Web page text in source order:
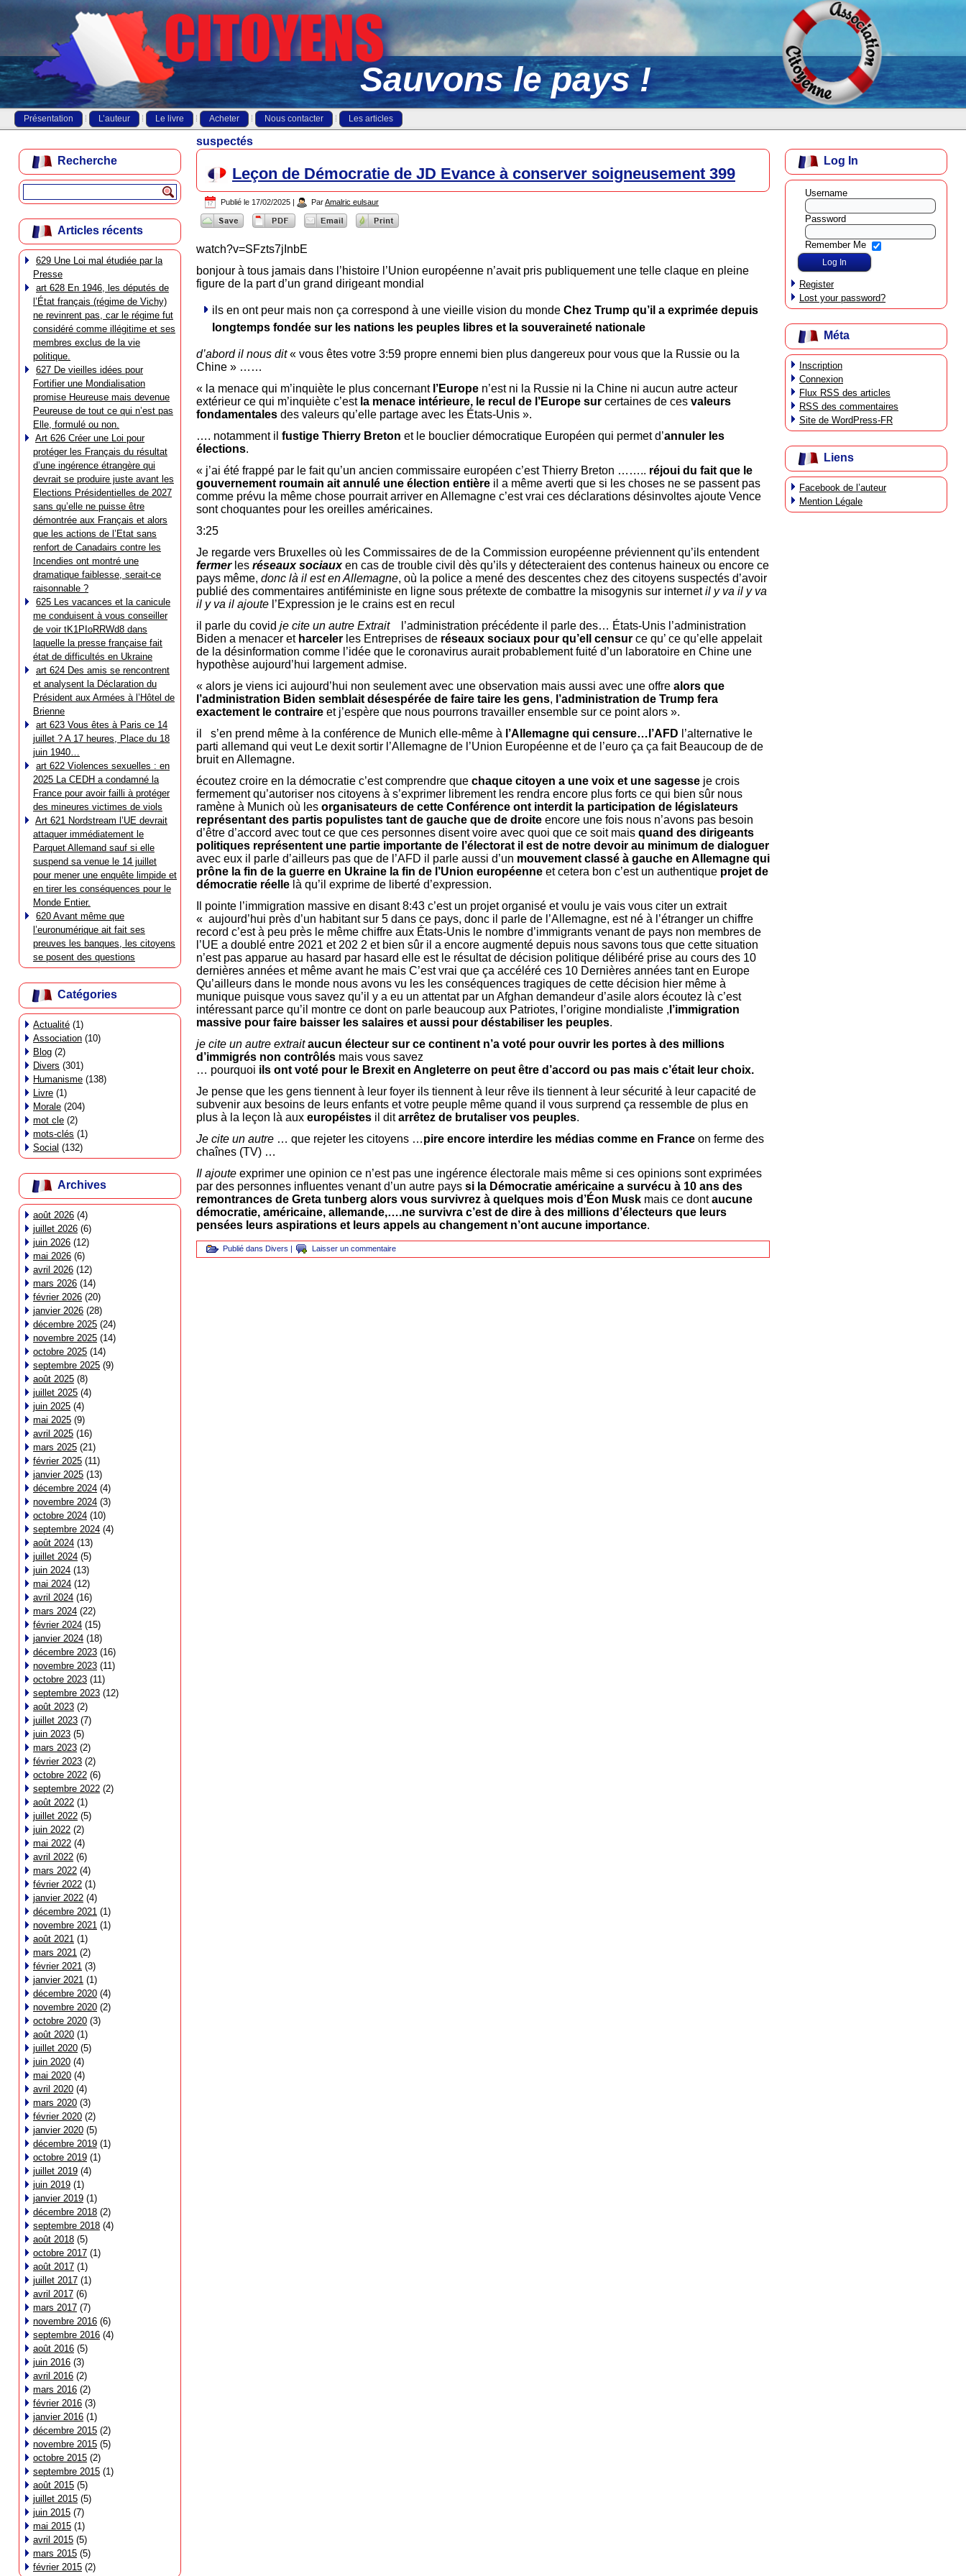
Sauvons le pays !
Présentation L’auteur Le livre Acheter Nous contacter Les articles
Recherche
Articles récents
629 Une Loi mal étudiée par la
Presse
art 628 En 1946, les députés de
l’État français (régime de Vichy)
ne revinrent pas, car le régime fut
considéré comme illégitime et ses
membres exclus de la vie
politique.
627 De vieilles idées pour
Fortifier une Mondialisation
promise Heureuse mais devenue
Peureuse de tout ce qui n’est pas
Elle, formulé ou non.
Art 626 Créer une Loi pour
protéger les Français du résultat
d’une ingérence étrangère qui
devrait se produire juste avant les
Elections Présidentielles de 2027
sans qu’elle ne puisse être
démontrée aux Français et alors
que les actions de l’Etat sans
renfort de Canadairs contre les
Incendies ont montré une
dramatique faiblesse, serait-ce
raisonnable ?
625 Les vacances et la canicule
me conduisent à vous conseiller
de voir tK1PIoRRWd8 dans
laquelle la presse française fait
état de difficultés en Ukraine
art 624 Des amis se rencontrent
et analysent la Déclaration du
Président aux Armées à l’Hôtel de
Brienne
art 623 Vous êtes à Paris ce 14
juillet ? A 17 heures, Place du 18
juin 1940…
art 622 Violences sexuelles : en
2025 La CEDH a condamné la
France pour avoir failli à protéger
des mineures victimes de viols
Art 621 Nordstream l’UE devrait
attaquer immédiatement le
Parquet Allemand sauf si elle
suspend sa venue le 14 juillet
pour mener une enquête limpide et
en tirer les conséquences pour le
Monde Entier.
620 Avant même que
l’euronumérique ait fait ses
preuves les banques, les citoyens
se posent des questions
Catégories
Actualité (1)
Association (10)
Blog (2)
Divers (301)
Humanisme (138)
Livre (1)
Morale (204)
mot cle (2)
mots-clés (1)
Social (132)
Archives
août 2026 (4)
juillet 2026 (6)
juin 2026 (12)
mai 2026 (6)
avril 2026 (12)
mars 2026 (14)
février 2026 (20)
janvier 2026 (28)
décembre 2025 (24)
novembre 2025 (14)
octobre 2025 (14)
septembre 2025 (9)
août 2025 (8)
juillet 2025 (4)
juin 2025 (4)
mai 2025 (9)
avril 2025 (16)
mars 2025 (21)
février 2025 (11)
janvier 2025 (13)
décembre 2024 (4)
novembre 2024 (3)
octobre 2024 (10)
septembre 2024 (4)
août 2024 (13)
juillet 2024 (5)
juin 2024 (13)
mai 2024 (12)
avril 2024 (16)
mars 2024 (22)
février 2024 (15)
janvier 2024 (18)
décembre 2023 (16)
novembre 2023 (11)
octobre 2023 (11)
septembre 2023 (12)
août 2023 (2)
juillet 2023 (7)
juin 2023 (5)
mars 2023 (2)
février 2023 (2)
octobre 2022 (6)
septembre 2022 (2)
août 2022 (1)
juillet 2022 (5)
juin 2022 (2)
mai 2022 (4)
avril 2022 (6)
mars 2022 (4)
février 2022 (1)
janvier 2022 (4)
décembre 2021 (1)
novembre 2021 (1)
août 2021 (1)
mars 2021 (2)
février 2021 (3)
janvier 2021 (1)
décembre 2020 (4)
novembre 2020 (2)
octobre 2020 (3)
août 2020 (1)
juillet 2020 (5)
juin 2020 (4)
mai 2020 (4)
avril 2020 (4)
mars 2020 (3)
février 2020 (2)
janvier 2020 (5)
décembre 2019 (1)
octobre 2019 (1)
juillet 2019 (4)
juin 2019 (1)
janvier 2019 (1)
décembre 2018 (2)
septembre 2018 (4)
août 2018 (5)
octobre 2017 (1)
août 2017 (1)
juillet 2017 (1)
avril 2017 (6)
mars 2017 (7)
novembre 2016 (6)
septembre 2016 (4)
août 2016 (5)
juin 2016 (3)
avril 2016 (2)
mars 2016 (2)
février 2016 (3)
janvier 2016 (1)
décembre 2015 (2)
novembre 2015 (5)
octobre 2015 (2)
septembre 2015 (1)
août 2015 (5)
juillet 2015 (5)
juin 2015 (7)
mai 2015 (1)
avril 2015 (5)
mars 2015 (5)
février 2015 (2)
suspectés
Leçon de Démocratie de JD Evance à conserver soigneusement 399
Publié le 17/02/2025 | ParAmalric eulsaur
watch?v=SFzts7jInbE
bonjour à tous jamais dans l’histoire l’Union européenne n’avait pris publiquement une telle claque en pleine
figure de la part d’un grand dirigeant mondial
ils en ont peur mais non ça correspond à une vieille vision du monde Chez Trump qu’il a exprimée depuis
longtemps fondée sur les nations les peuples libres et la souveraineté nationale
d’abordil nous dit« vous êtes votre 3:59 propre ennemi bien plus dangereux pour vous que la Russie ou la
Chine » ……
« la menace qui m’inquiète le plus concernant l’Europe n’est ni la Russie ni la Chine ni aucun autre acteur
extérieur ce qui m’inquiète c’est la menace intérieure, le recul de l’Europe sur certaines de ces valeurs
fondamentales des valeurs qu’elle partage avec les États-Unis ».
…. notamment il fustige Thierry Breton et le bouclier démocratique Européen qui permet d’annuler les
élections.
« j’ai été frappé par le fait qu’un ancien commissaire européen c’est Thierry Breton …….. réjoui du fait que le
gouvernement roumain ait annulé une élection entière il a même averti que si les choses ne se passent pas
comme prévu la même chose pourrait arriver en Allemagne c’est vrai ces déclarations désinvoltes ajoute Vence
sont choquantes pour les oreilles américaines.
3:25
Je regarde vers Bruxelles où les Commissaires de de la Commission européenne préviennent qu’ils entendent
fermerles réseaux sociauxen cas de trouble civil dès qu’ils y détecteraient des contenus haineux ou encore ce
pays même, donc là il est en Allemagne, où la police a mené des descentes chez des citoyens suspectés d’avoir
publié des commentaires antiféministe en ligne sous prétexte de combattre la misogynis sur internetil y va il y va
il y va il ajoute l’Expression je le crains est en recul
il parle du covid je cite un autre Extrait
l’administration précédente il parle des… États-Unis l’administration
Biden a menacer et harceler les Entreprises de réseaux sociaux pour qu’ell censur ce qu’ ce qu’elle appelait
de la désinformation comme l’idée que le coronavirus aurait probablement fuité d’un laboratoire en Chine une
hypothèse aujourd’hui largement admise.
« alors je viens ici aujourd’hui non seulement avec une observation mais aussi avec une offre alors que
l’administration Biden semblait désespérée de faire taire les gens, l’administration de Trump fera
exactement le contraire et j’espère que nous pourrons travailler ensemble sur ce point alors ».
il s’en prend même à la conférence de Munich elle-même à l’Allemagne qui censure…l’AFD l’alternative le
parti allemand qui veut Le dexit sortir l’Allemagne de l’Union Européenne et de l’euro ça ça fait Beaucoup de de
bruit en Allemagne.
écoutez croire en la démocratie c’est comprendre que chaque citoyen a une voix et une sagesse je crois
fermement qu’autoriser nos citoyens à s’exprimer librement les rendra encore plus forts ce qui bien sûr nous
ramène à Munich où les organisateurs de cette Conférence ont interdit la participation de législateurs
représentant des partis populistes tant de gauche que de droite encore une fois nous n’avons pas besoin
d’être d’accord avec tout ce que ces personnes disent voire avec quoi que ce soit mais quand des dirigeants
politiques représentent une partie importante de l’électorat il est de notre devoir au minimum de dialoguer
avec eux il parle d’ailleurs pas que de l’AFD il parle aussi d’un mouvement classé à gauche en Allemagne qui
prône la fin de la guerre en Ukraine la fin de l’Union européenne et cetera bon c’est un authentique projet de
démocratie réelle là qu’il exprime de liberté d’expression.
Il pointe l’immigration massive en disant 8:43 c’est un projet organisé et voulu je vais vous citer un extrait
« aujourd’hui près d’un habitant sur 5 dans ce pays, donc il parle de l’Allemagne, est né à l’étranger un chiffre
record c’est à peu près le même chiffre aux États-Unis le nombre d’immigrants venant de pays non membres de
l’UE a doublé entre 2021 et 202 2 et bien sûr il a encore augmenté depuis nous savons tous que cette situation
n’est pas apparue au hasard par hasard elle est le résultat de décision politique délibéré prise au cours des 10
dernières années et même avant he mais C’est vrai que ça accéléré ces 10 Dernières années tant en Europe
Qu’ailleurs dans le monde nous avons vu les les conséquences tragiques de cette décision hier même à
munique puisque vous savez qu’il y a eu un attentat par un Afghan demandeur d’asile alors écoutez là c’est
intéressant parce qu’il montre ce dont on parle beaucoup aux Patriotes, l’origine mondialiste , l’immigration
massive pour faire baisser les salaires et aussi pour déstabiliser les peuples.
je cite un autre extrait aucun électeur sur ce continent n’a voté pour ouvrir les portes à des millions
d’immigrés non contrôlés mais vous savez
… pourquoi ils ont voté pour le Brexit en Angleterre on peut être d’accord ou pas mais c’était leur choix.
Je pense que les gens tiennent à leur foyer ils tiennent à leur rêve ils tiennent à leur sécurité à leur capacité de
subvenir aux besoins de leurs enfants et votre peuple même quand il vous surprend ça ressemble de plus en
plus à la leçon là aux européistes il ditarrêtez de brutaliser vos peuples.
Je cite un autre … que rejeter les citoyens …pire encore interdire les médias comme en France on ferme des
chaînes (TV) …
Il ajoute exprimer une opinion ce n’est pas une ingérence électorale mais même si ces opinions sont exprimées
par des personnes influentes venant d’un autre pays si la Démocratie américaine a survécu à 10 ans des
remontrances de Greta tunberg alors vous survivrez à quelques mois d’Éon Musk mais ce dontaucune
démocratie, américaine, allemande,….ne survivra c’est de dire à des millions d’électeurs que leurs
pensées leurs aspirations et leurs appels au changement n’ont aucune importance.
Publié dans Divers | Laisser un commentaire
Log In
Username
Password
Remember Me
Register
Lost your password?
Méta
Inscription
Connexion
Flux RSS des articles
RSS des commentaires
Site de WordPress-FR
Liens
Facebook de l’auteur
Mention Légale